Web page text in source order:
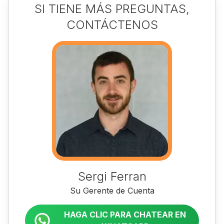
SI TIENE MÁS PREGUNTAS,
CONTÁCTENOS
Sergi Ferran
Su Gerente de Cuenta
HAGA CLIC PARA CHATEAR EN